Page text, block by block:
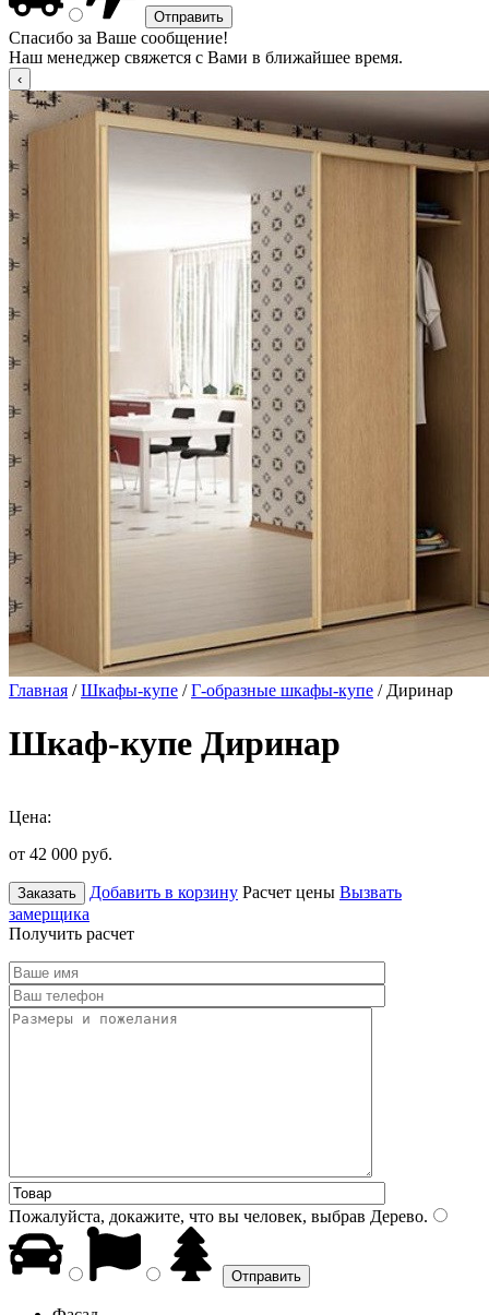
Спасибо за Ваше сообщение!
Наш менеджер свяжется с Вами в ближайшее время.
Главная /Шкафы-купе /Г-образные шкафы-купе / Диринар
Шкаф-купе Диринар
Цена:
от 42 000 руб.
Заказать Добавить в корзину Расчет цены Вызвать
замерщика
Получить расчет
Пожалуйста, докажите, что вы человек, выбрав Дерево.